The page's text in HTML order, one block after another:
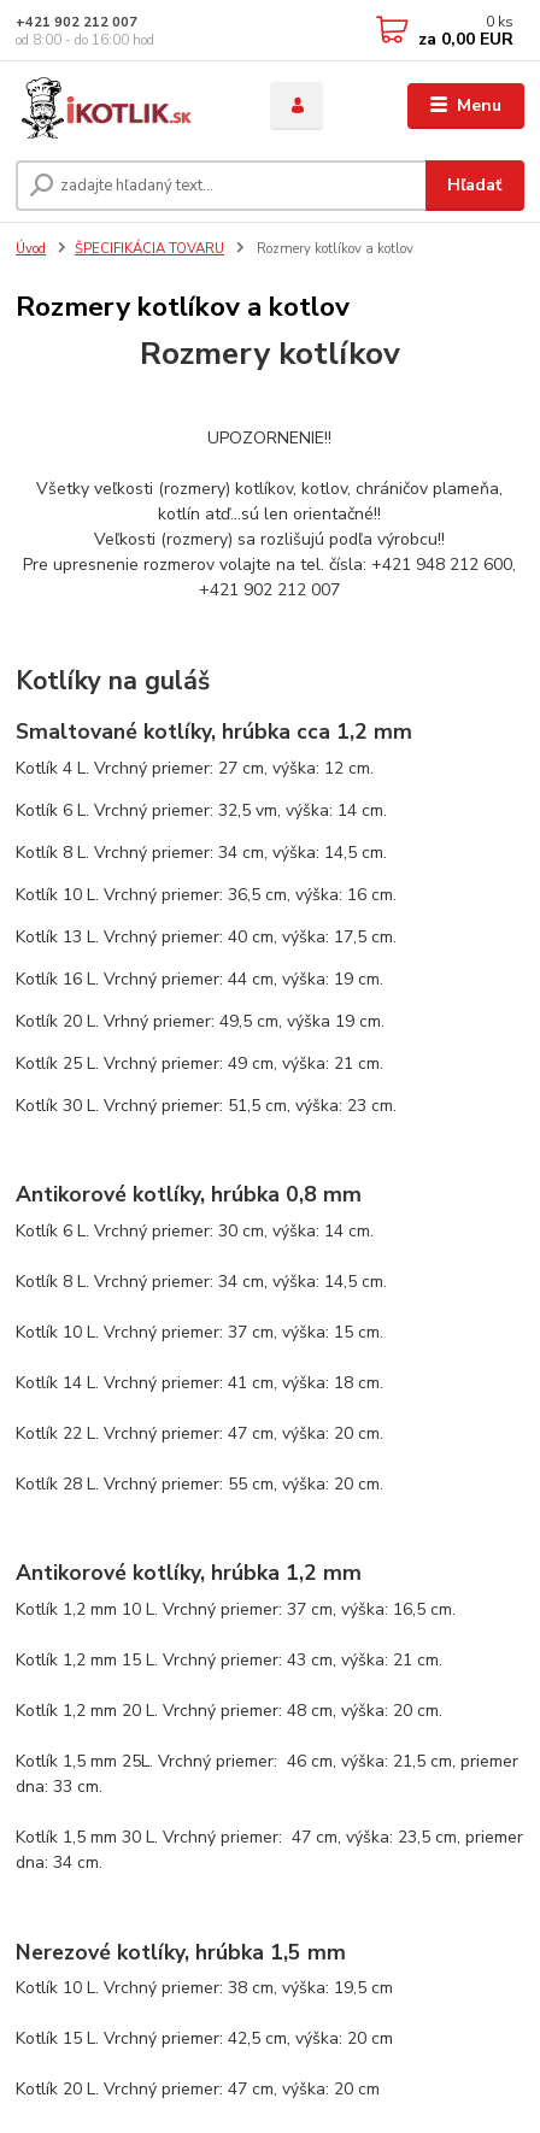
Menu
Hľadať
+421 902 212 007
od 8:00 - do 16:00 hod
0 ks
za 0,00 EUR
Úvod ŠPECIFIKÁCIA TOVARU Rozmery kotlíkov a kotlov
Rozmery kotlíkov a kotlov
Rozmery kotlíkov
UPOZORNENIE!!
Všetky veľkosti (rozmery) kotlíkov, kotlov, chráničov plameňa,
kotlín atď...sú len orientačné!!
Veľkosti (rozmery) sa rozlišujú podľa výrobcu!!
Pre upresnenie rozmerov volajte na tel. čísla: +421 948 212 600,
+421 902 212 007
Kotlíky na guláš
Smaltované kotlíky, hrúbka cca 1,2 mm
Kotlík 4 L. Vrchný priemer: 27 cm, výška: 12 cm.
Kotlík 6 L. Vrchný priemer: 32,5 vm, výška: 14 cm.
Kotlík 8 L. Vrchný priemer: 34 cm, výška: 14,5 cm.
Kotlík 10 L. Vrchný priemer: 36,5 cm, výška: 16 cm.
Kotlík 13 L. Vrchný priemer: 40 cm, výška: 17,5 cm.
Kotlík 16 L. Vrchný priemer: 44 cm, výška: 19 cm.
Kotlík 20 L. Vrhný priemer: 49,5 cm, výška 19 cm.
Kotlík 25 L. Vrchný priemer: 49 cm, výška: 21 cm.
Kotlík 30 L. Vrchný priemer: 51,5 cm, výška: 23 cm.
Antikorové kotlíky, hrúbka 0,8 mm
Kotlík 6 L. Vrchný priemer: 30 cm, výška: 14 cm.
Kotlík 8 L. Vrchný priemer: 34 cm, výška: 14,5 cm.
Kotlík 10 L. Vrchný priemer: 37 cm, výška: 15 cm.
Kotlík 14 L. Vrchný priemer: 41 cm, výška: 18 cm.
Kotlík 22 L. Vrchný priemer: 47 cm, výška: 20 cm.
Kotlík 28 L. Vrchný priemer: 55 cm, výška: 20 cm.
Antikorové kotlíky, hrúbka 1,2 mm
Kotlík 1,2 mm 10 L. Vrchný priemer: 37 cm, výška: 16,5 cm.
Kotlík 1,2 mm 15 L. Vrchný priemer: 43 cm, výška: 21 cm.
Kotlík 1,2 mm 20 L. Vrchný priemer: 48 cm, výška: 20 cm.
Kotlík 1,5 mm 25L. Vrchný priemer: 46 cm, výška: 21,5 cm, priemer
dna: 33 cm.
Kotlík 1,5 mm 30 L. Vrchný priemer: 47 cm, výška: 23,5 cm, priemer
dna: 34 cm.
Nerezové kotlíky, hrúbka 1,5 mm
Kotlík 10 L. Vrchný priemer: 38 cm, výška: 19,5 cm
Kotlík 15 L. Vrchný priemer: 42,5 cm, výška: 20 cm
Kotlík 20 L. Vrchný priemer: 47 cm, výška: 20 cm